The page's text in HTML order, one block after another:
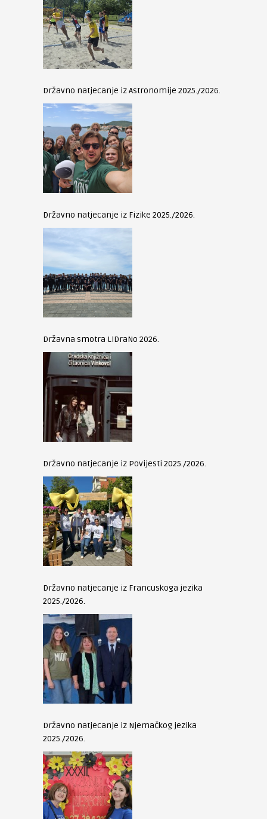
Državno natjecanje iz Astronomije 2025./2026.
Državno natjecanje iz Fizike 2025./2026.
Državna smotra LiDraNo 2026.
Državno natjecanje iz Povijesti 2025./2026.
Državno natjecanje iz Francuskoga jezika
2025./2026.
Državno natjecanje iz Njemačkog jezika
2025./2026.